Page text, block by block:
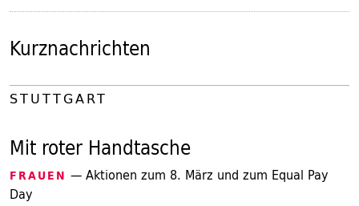
Kurznachrichten
STUTTGART
Mit roter Handtasche
FRAUEN — Aktionen zum 8. März und zum Equal Pay
Day